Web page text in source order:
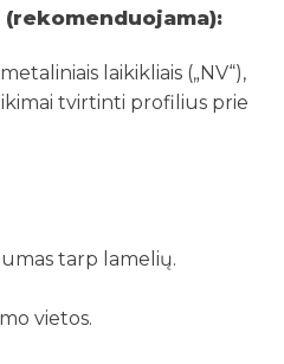
(rekomenduojama):
laikikliais („NV“),
tvirtinti profilius prie
tarp lamelių.
vietos.